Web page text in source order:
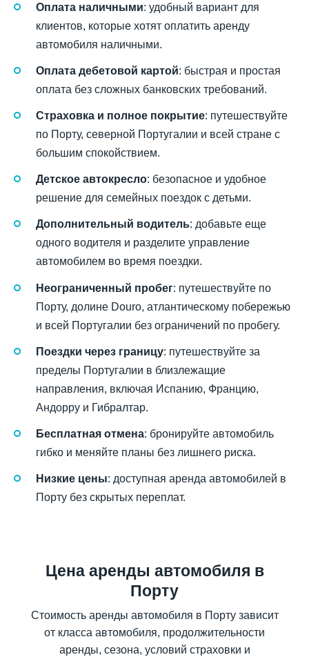
Оплата наличными: удобный вариант для
клиентов, которые хотят оплатить аренду
автомобиля наличными.
Оплата дебетовой картой: быстрая и простая
оплата без сложных банковских требований.
Страховка и полное покрытие: путешествуйте
по Порту, северной Португалии и всей стране с
большим спокойствием.
Детское автокресло: безопасное и удобное
решение для семейных поездок с детьми.
Дополнительный водитель: добавьте еще
одного водителя и разделите управление
автомобилем во время поездки.
Неограниченный пробег: путешествуйте по
Порту, долине Douro, атлантическому побережью
и всей Португалии без ограничений по пробегу.
Поездки через границу: путешествуйте за
пределы Португалии в близлежащие
направления, включая Испанию, Францию,
Андорру и Гибралтар.
Бесплатная отмена: бронируйте автомобиль
гибко и меняйте планы без лишнего риска.
Низкие цены: доступная аренда автомобилей в
Порту без скрытых переплат.
Цена аренды автомобиля в
Порту
Стоимость аренды автомобиля в Порту зависит
от класса автомобиля, продолжительности
аренды, сезона, условий страховки и